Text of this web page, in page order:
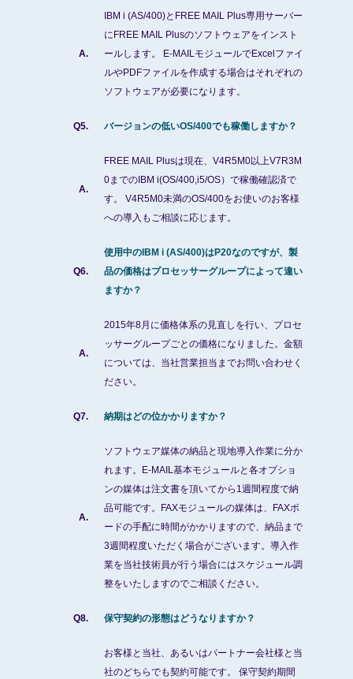
A.
IBM i (AS/400)とFREE MAIL Plus専用サーバー
にFREE MAIL Plusのソフトウェアをインスト
ールします。 E-MAILモジュールでExcelファイ
ルやPDFファイルを作成する場合はそれぞれの
ソフトウェアが必要になります。
Q5. バージョンの低いOS/400でも稼働しますか？
A.
FREE MAIL Plusは現在、V4R5M0以上V7R3M
0までのIBM i(OS/400,i5/OS）で稼働確認済で
す。 V4R5M0未満のOS/400をお使いのお客様
への導入もご相談に応じます。
Q6.
使用中のIBM i (AS/400)はP20なのですが、製
品の価格はプロセッサーグループによって違い
ますか？
A.
2015年8月に価格体系の見直しを行い、プロセ
ッサーグループごとの価格になりました。金額
については、当社営業担当までお問い合わせく
ださい。
Q7. 納期はどの位かかりますか？
A.
ソフトウェア媒体の納品と現地導入作業に分か
れます。E-MAIL基本モジュールと各オプショ
ンの媒体は注文書を頂いてから1週間程度で納
品可能です。FAXモジュールの媒体は、FAXボ
ードの手配に時間がかかりますので、納品まで
3週間程度いただく場合がございます。導入作
業を当社技術員が行う場合にはスケジュール調
整をいたしますのでご相談ください。
Q8. 保守契約の形態はどうなりますか？
お客様と当社、あるいはパートナー会社様と当
社のどちらでも契約可能です。 保守契約期間